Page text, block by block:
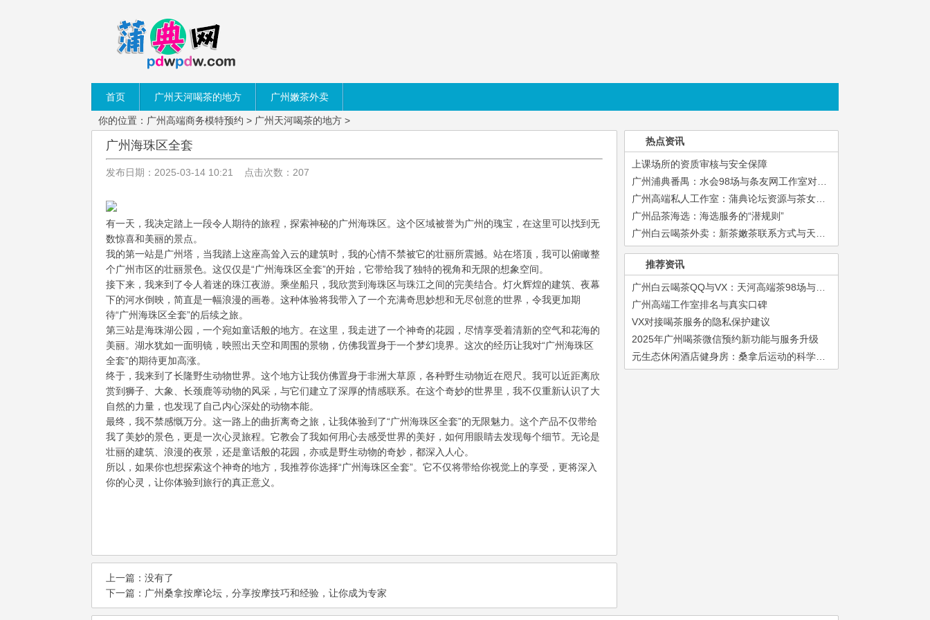
首页 广州天河喝茶的地方 广州嫩茶外卖
你的位置： 广州高端商务模特预约 > 广州天河喝茶的地方 >
广州海珠区全套
发布日期：2025-03-14 10:21 点击次数：207
有一天，我决定踏上一段令人期待的旅程，探索神秘的广州海珠区。这个区域被誉为广州的瑰宝，在这里可以找到无
数惊喜和美丽的景点。
我的第一站是广州塔，当我踏上这座高耸入云的建筑时，我的心情不禁被它的壮丽所震撼。站在塔顶，我可以俯瞰整
个广州市区的壮丽景色。这仅仅是“广州海珠区全套”的开始，它带给我了独特的视角和无限的想象空间。
接下来，我来到了令人着迷的珠江夜游。乘坐船只，我欣赏到海珠区与珠江之间的完美结合。灯火辉煌的建筑、夜幕
下的河水倒映，简直是一幅浪漫的画卷。这种体验将我带入了一个充满奇思妙想和无尽创意的世界，令我更加期
待“广州海珠区全套”的后续之旅。
第三站是海珠湖公园，一个宛如童话般的地方。在这里，我走进了一个神奇的花园，尽情享受着清新的空气和花海的
美丽。湖水犹如一面明镜，映照出天空和周围的景物，仿佛我置身于一个梦幻境界。这次的经历让我对“广州海珠区
全套”的期待更加高涨。
终于，我来到了长隆野生动物世界。这个地方让我仿佛置身于非洲大草原，各种野生动物近在咫尺。我可以近距离欣
赏到狮子、大象、长颈鹿等动物的风采，与它们建立了深厚的情感联系。在这个奇妙的世界里，我不仅重新认识了大
自然的力量，也发现了自己内心深处的动物本能。
最终，我不禁感慨万分。这一路上的曲折离奇之旅，让我体验到了“广州海珠区全套”的无限魅力。这个产品不仅带给
我了美妙的景色，更是一次心灵旅程。它教会了我如何用心去感受世界的美好，如何用眼睛去发现每个细节。无论是
壮丽的建筑、浪漫的夜景，还是童话般的花园，亦或是野生动物的奇妙，都深入人心。
所以，如果你也想探索这个神奇的地方，我推荐你选择“广州海珠区全套”。它不仅将带给你视觉上的享受，更将深入
你的心灵，让你体验到旅行的真正意义。
上一篇：没有了
下一篇： 广州桑拿按摩论坛，分享按摩技巧和经验，让你成为专家
热点资讯
上课场所的资质审核与安全保障
广州品茶海选：海选服务的“潜规则”
推荐资讯
广州高端工作室排名与真实口碑
VX对接喝茶服务的隐私保护建议
2025年广州喝茶微信预约新功能与服务升级